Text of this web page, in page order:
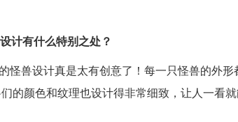
计有什么特别之处？
怪兽设计真是太有创意了！每一只怪兽的外
的颜色和纹理也设计得非常细致，让人一看